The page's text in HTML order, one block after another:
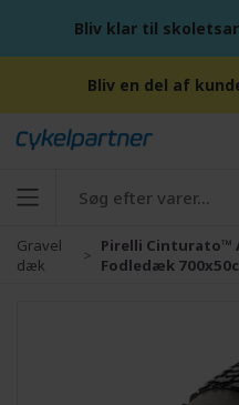
Bliv klar til
Bliv en del af
Gravel
dæk
Pirelli Cinturato™
Fodledæk